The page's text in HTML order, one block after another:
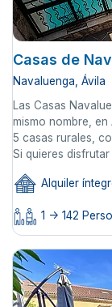
Casas de
Navaluenga, Ávila
Las Casas
mismo nombre,
5 casas rurales,
Si quieres
Alquiler
1 -> 142